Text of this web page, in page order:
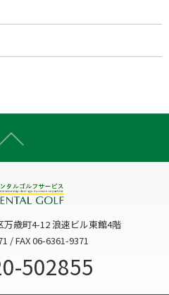
歳町4-12 浪速ビル東館4階
/ FAX 06-6361-9371
502855